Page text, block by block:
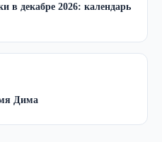
в декабре 2026: календарь
Дима